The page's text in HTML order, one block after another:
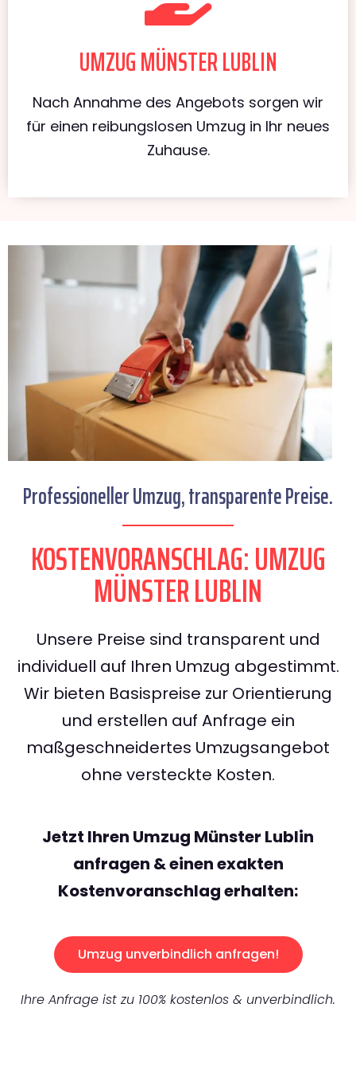
UMZUG MÜNSTER LUBLIN
Nach Annahme des Angebots sorgen wir
für einen reibungslosen Umzug in Ihr neues
Zuhause.
Professioneller Umzug, transparente Preise.
KOSTENVORANSCHLAG: UMZUG
MÜNSTER LUBLIN
Unsere Preise sind transparent und
individuell auf Ihren Umzug abgestimmt.
Wir bieten Basispreise zur Orientierung
und erstellen auf Anfrage ein
maßgeschneidertes Umzugsangebot
ohne versteckte Kosten.
Jetzt Ihren Umzug Münster Lublin
anfragen & einen exakten
Kostenvoranschlag erhalten:
Umzug unverbindlich anfragen!
Ihre Anfrage ist zu 100% kostenlos & unverbindlich.